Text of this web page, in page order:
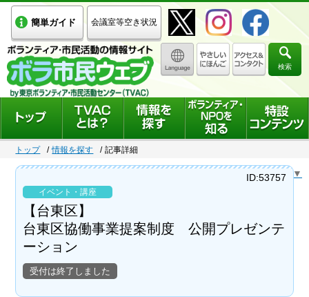
簡単ガイド 会議室等空き状況
検索
トップ 情報を探す 記事詳細
Select Language ▼
イベント・講座
【台東区】
台東区協働事業提案制度 公開プレゼンテ
ーション
受付は終了しました
ID:53757